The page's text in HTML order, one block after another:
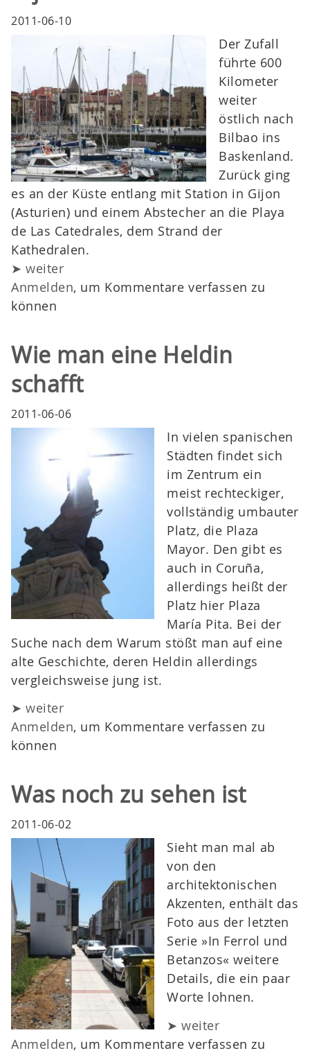
2011-06-10
Der Zufall
führte 600
Kilometer
weiter
östlich nach
Bilbao ins
Baskenland.
Zurück ging
es an der Küste entlang mit Station in Gijon
(Asturien) und einem Abstecher an die Playa
de Las Catedrales, dem Strand der
Kathedralen.
➤ weiter
Anmelden, um Kommentare verfassen zu
können
Wie man eine Heldin
schafft
2011-06-06
In vielen spanischen
Städten findet sich
im Zentrum ein
meist rechteckiger,
vollständig umbauter
Platz, die Plaza
Mayor. Den gibt es
auch in Coruña,
allerdings heißt der
Platz hier Plaza
María Pita. Bei der
Suche nach dem Warum stößt man auf eine
alte Geschichte, deren Heldin allerdings
vergleichsweise jung ist.
➤ weiter
Anmelden, um Kommentare verfassen zu
können
Was noch zu sehen ist
2011-06-02
Sieht man mal ab
von den
architektonischen
Akzenten, enthält das
Foto aus der letzten
Serie »In Ferrol und
Betanzos« weitere
Details, die ein paar
Worte lohnen.
➤ weiter
Anmelden, um Kommentare verfassen zu